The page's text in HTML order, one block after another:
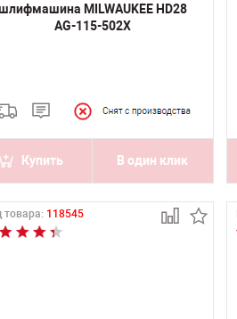
MILWAUKEE HD28
AG-115-502X
Купить В один клик
товара: 118545